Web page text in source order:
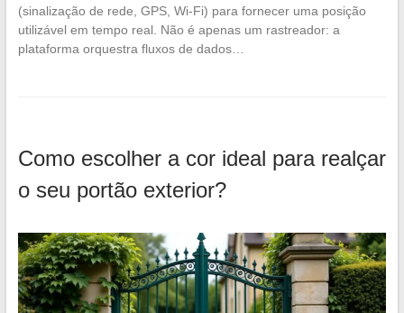
(sinalização de rede, GPS, Wi-Fi) para fornecer uma posição
utilizável em tempo real. Não é apenas um rastreador: a
plataforma orquestra fluxos de dados…
Como escolher a cor ideal para realçar
o seu portão exterior?